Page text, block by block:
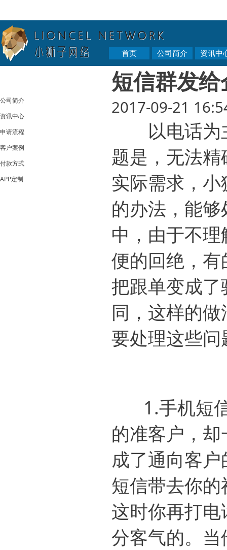
首页 公司简介 资讯中
公司简介
资讯中心
申请流程
客户案例
付款方式
APP定制
短信群发
2017-09-21
以电话为
题是，无法
实际需求，
的办法，能
中，由于不
便的回绝，
把跟单变成
同，这样的
要处理这些
1.手机短信
的准客户，
成了通向客
短信带去你
这时你再打
分客气的。